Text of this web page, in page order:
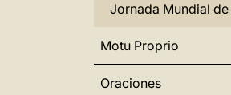
Jornada Mundial
Motu Proprio
Oraciones